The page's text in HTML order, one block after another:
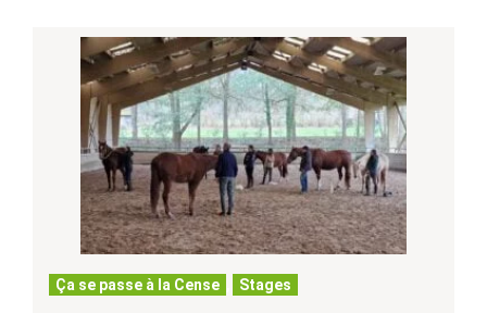
Ça se passe à la Cense Stages